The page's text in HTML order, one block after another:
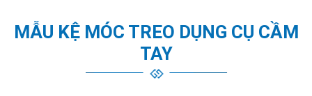
MẪU KỆ MÓC TREO DỤNG CỤ CẦM
TAY